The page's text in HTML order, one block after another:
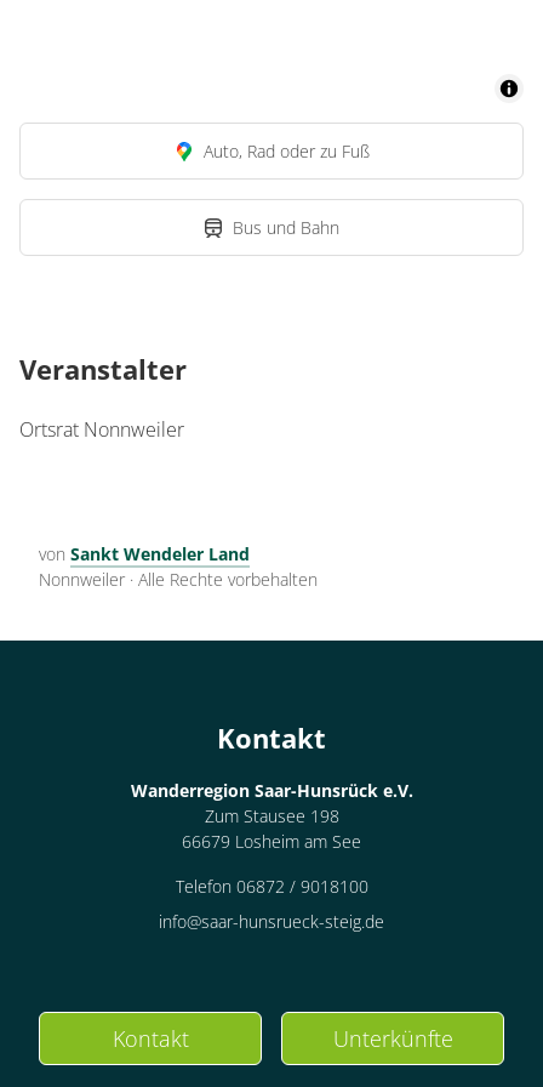
Auto, Rad oder zu Fuß
Bus und Bahn
Veranstalter
Ortsrat Nonnweiler
von Sankt Wendeler Land
Nonnweiler · Alle Rechte vorbehalten
Kontakt
Wanderregion Saar-Hunsrück e.V.
Zum Stausee 198
66679 Losheim am See
Telefon 06872 / 9018100
info@saar-hunsrueck-steig.de
Kontakt Unterkünfte